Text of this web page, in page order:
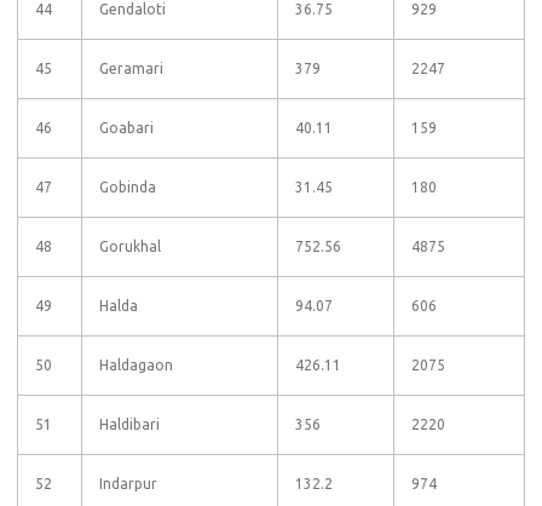
44 Gendaloti 36.75 929
45 Geramari 379 2247
46 Goabari 40.11 159
47 Gobinda 31.45 180
48 Gorukhal 752.56 4875
49 Halda 94.07 606
50 Haldagaon 426.11 2075
51 Haldibari 356 2220
52 Indarpur 132.2 974